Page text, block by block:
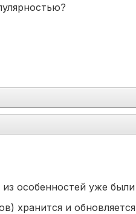
особенностей уже
хранится и